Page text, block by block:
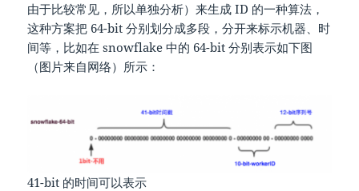
由于比较常见，所以单独分析）来生成 ID 的一种算法，
这种方案把 64-bit 分别划分成多段，分开来标示机器、时
间等，比如在 snowflake 中的 64-bit 分别表示如下图
（图片来自网络）所示：
41-bit 的时间可以表示